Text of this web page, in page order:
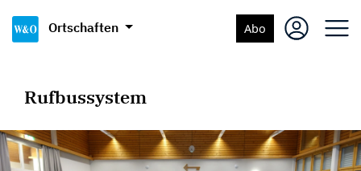
Ortschaften Abo
Rufbussystem